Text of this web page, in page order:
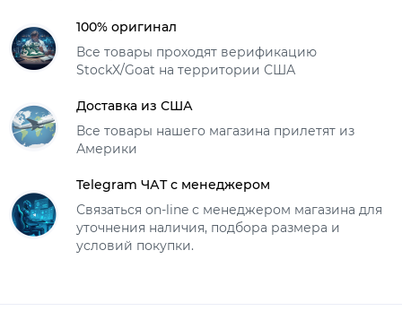
100% оригинал
Все товары проходят верификацию
StockX/Goat на территории США
Доставка из США
Все товары нашего магазина прилетят из
Америки
Telegram ЧАТ с менеджером
Связаться on-line с менеджером магазина для
уточнения наличия, подбора размера и
условий покупки.